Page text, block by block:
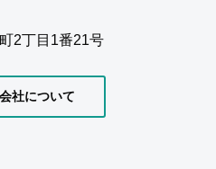
2丁目1番21号
社について